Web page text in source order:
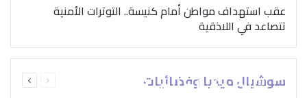
عقب استهداف مواطن أمام كنيسة.. التوترات الأمنية
تتصاعد في اللاذقية
سوشيال ميديا وفضائيات الصفحةالصفحة
بمناسبة اليوم الدولي..
“الصحة العالمية” تؤكد